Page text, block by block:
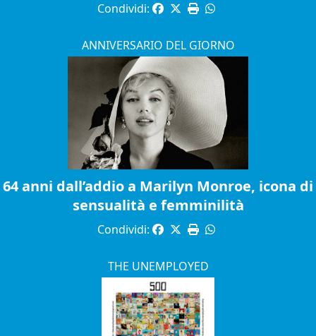
Condividi:
ANNIVERSARIO DEL GIORNO
64 anni dall’addio a Marilyn Monroe, icona di
sensualità e femminilità
Condividi:
THE UNEMPLOYED